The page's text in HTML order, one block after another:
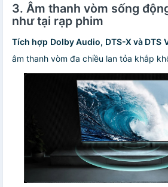
3. Âm thanh vòm sống
như tại rạp phim
Tích hợp Dolby Audio, DTS-X và DTS
âm thanh vòm đa chiều lan tỏa khắp